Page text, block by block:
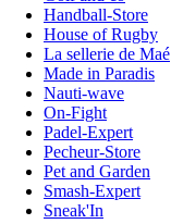
Handball-Store
House of Rugby
La sellerie de Maé
Made in Paradis
Nauti-wave
On-Fight
Padel-Expert
Pecheur-Store
Pet and Garden
Smash-Expert
Sneak'In